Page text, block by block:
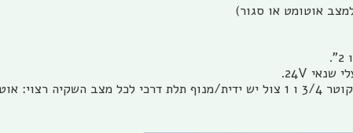
המגוף החשמלי משמש להשקיית הגינה (ברז חשמלי להשקית הגינה) ובקוטר 3/4 ו 1 צול יש ידית/מנוף